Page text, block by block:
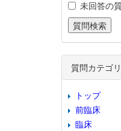
未回答の
質問カテゴ
トップ
前臨床
臨床